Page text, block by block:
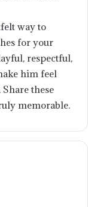
way to
for your
respectful,
him feel
these
memorable.